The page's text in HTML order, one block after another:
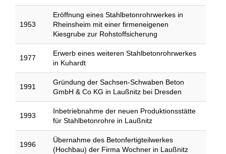
1953
Eröffnung eines Stahlbetonrohrwerkes in
Rheinsheim mit einer firmeneigenen
Kiesgrube zur Rohstoffsicherung
1977
Erwerb eines weiteren Stahlbetonrohrwerkes
in Kuhardt
1991
Gründung der Sachsen-Schwaben Beton
GmbH & Co KG in Laußnitz bei Dresden
1993
Inbetriebnahme der neuen Produktionsstätte
für Stahlbetonrohre in Laußnitz
1996
Übernahme des Betonfertigteilwerkes
(Hochbau) der Firma Wochner in Laußnitz